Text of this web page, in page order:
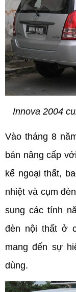
Innova 2004
Vào tháng 8
bản nâng cấp
kế ngoại thất,
nhiệt và cụm
sung các tính
đèn nội thất ở
mang đến sự
dùng.